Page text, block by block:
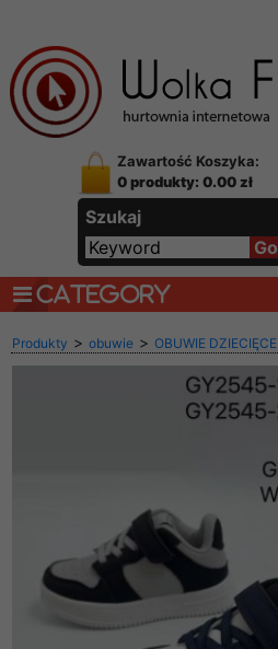
Zawartość Koszyka:
0 produkty: 0.00 zł
Szukaj
CATEGORY
Produkty > obuwie > OBUWIE DZIECIĘCE